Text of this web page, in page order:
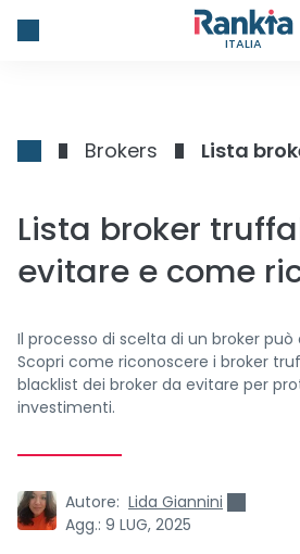
ITALIA
Brokers Lista
Lista broker
evitare e come
Il processo di scelta di un broker può
Scopri come riconoscere i broker
blacklist dei broker da evitare per
investimenti.
Autore: Lida Giannini
Agg.: 9 LUG, 2025